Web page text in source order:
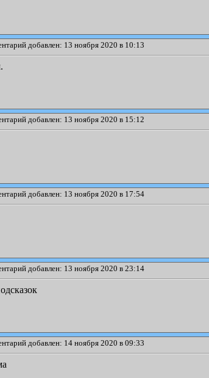
добавлен: 13 ноября 2020 в 10:13
добавлен: 13 ноября 2020 в 15:12
добавлен: 13 ноября 2020 в 17:54
добавлен: 13 ноября 2020 в 23:14
добавлен: 14 ноября 2020 в 09:33